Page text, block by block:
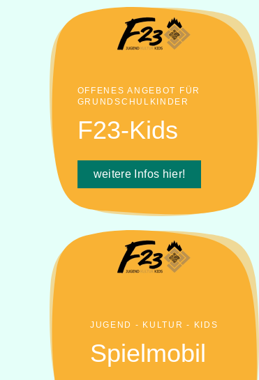
OFFENES ANGEBOT FÜR
GRUNDSCHULKINDER
F23-Kids
weitere Infos hier!
JUGEND - KULTUR - KIDS
Spielmobil